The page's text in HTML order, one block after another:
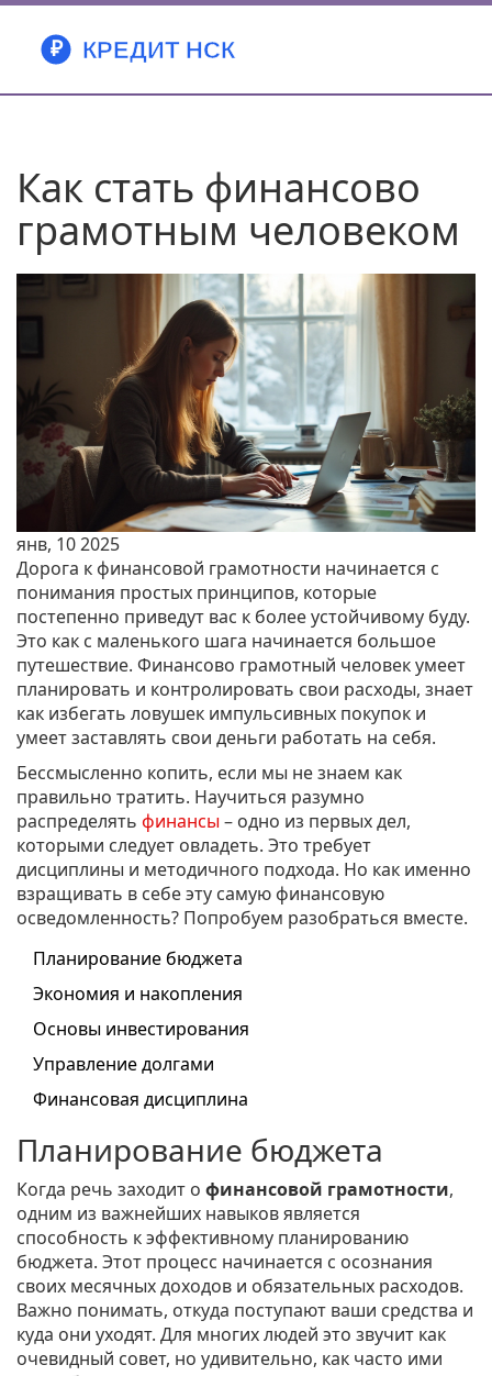
Как стать финансово
грамотным человеком
янв, 10 2025
Дорога к финансовой грамотности начинается с
понимания простых принципов, которые
постепенно приведут вас к более устойчивому буду.
Это как с маленького шага начинается большое
путешествие. Финансово грамотный человек умеет
планировать и контролировать свои расходы, знает
как избегать ловушек импульсивных покупок и
умеет заставлять свои деньги работать на себя.
Бессмысленно копить, если мы не знаем как
правильно тратить. Научиться разумно
распределять финансы– одно из первых дел,
которыми следует овладеть. Это требует
дисциплины и методичного подхода. Но как именно
взращивать в себе эту самую финансовую
осведомленность? Попробуем разобраться вместе.
Планирование бюджета
Экономия и накопления
Основы инвестирования
Управление долгами
Финансовая дисциплина
Планирование бюджета
Когда речь заходит о финансовой грамотности,
одним из важнейших навыков является
способность к эффективному планированию
бюджета. Этот процесс начинается с осознания
своих месячных доходов и обязательных расходов.
Важно понимать, откуда поступают ваши средства и
куда они уходят. Для многих людей это звучит как
очевидный совет, но удивительно, как часто ими